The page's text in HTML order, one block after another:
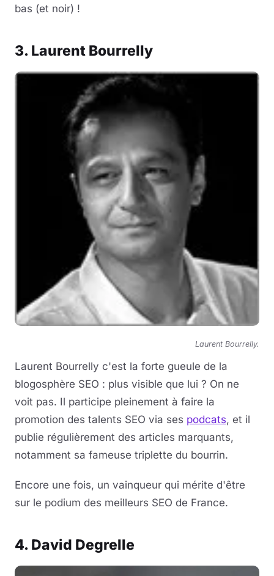
bas (et noir) !
3. Laurent Bourrelly
Laurent Bourrelly.
Laurent Bourrelly c'est la forte gueule de la
blogosphère SEO : plus visible que lui ? On ne
voit pas. Il participe pleinement à faire la
promotion des talents SEO via ses podcats, et il
publie régulièrement des articles marquants,
notamment sa fameuse triplette du bourrin.
Encore une fois, un vainqueur qui mérite d'être
sur le podium des meilleurs SEO de France.
4. David Degrelle